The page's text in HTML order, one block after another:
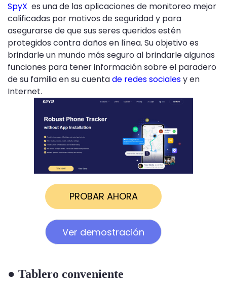
SpyX es una de las aplicaciones de monitoreo mejor
calificadas por motivos de seguridad y para
asegurarse de que sus seres queridos estén
protegidos contra daños en línea. Su objetivo es
brindarle un mundo más seguro al brindarle algunas
funciones para tener información sobre el paradero
de su familia en su cuentade redes socialesy en
Internet.
PROBAR AHORA
Ver demostración
● Tablero conveniente